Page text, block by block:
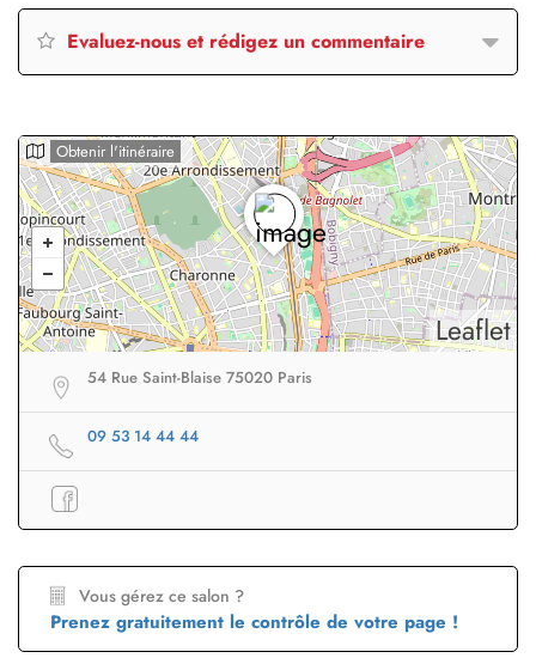
Evaluez-nous et rédigez un commentaire
Leaflet
Obtenir l'itinéraire
54 Rue Saint-Blaise 75020 Paris
09 53 14 44 44
Vous gérez ce salon ?
Prenez gratuitement le contrôle de votre page !